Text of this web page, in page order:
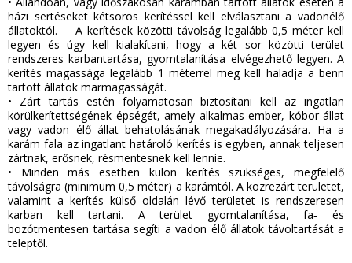
házi sertéseket kétsoros kerítéssel kell elválasztani a vadonélő
állatoktól. A kerítések közötti távolság legalább 0,5 méter kell
legyen és úgy kell kialakítani, hogy a két sor közötti terület
rendszeres karbantartása, gyomtalanítása elvégezhető legyen. A
kerítés magassága legalább 1 méterrel meg kell haladja a benn
tartott állatok marmagasságát.
•
Zárt tartás estén folyamatosan biztosítani kell az ingatlan
körülkerítettségének épségét, amely alkalmas ember, kóbor állat
vagy vadon élő állat behatolásának megakadályozására. Ha a
karám fala az ingatlant határoló kerítés is egyben, annak teljesen
zártnak, erősnek, résmentesnek kell lennie.
•
Minden más esetben külön kerítés szükséges, megfelelő
távolságra (minimum 0,5 méter) a karámtól. A közrezárt területet,
valamint a kerítés külső oldalán lévő területet is rendszeresen
karban kell tartani. A terület gyomtalanítása, fa‐ és
bozótmentesen tartása segíti a vadon élő állatok távoltartását a
teleptől.